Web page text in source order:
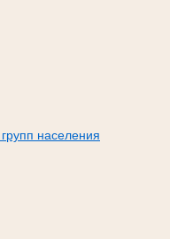
населения